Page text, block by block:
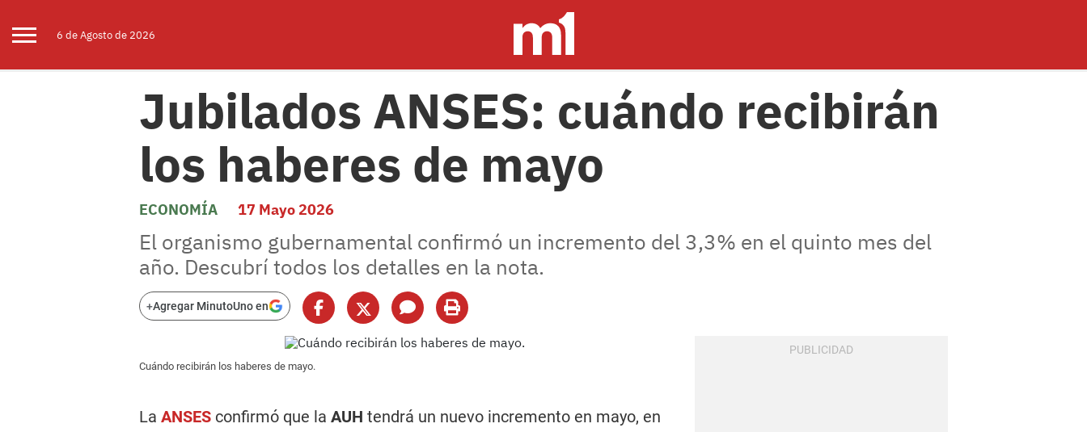
6 deAgostode 2026
Jubilados ANSES: cuándo recibirán
los haberes de mayo
ECONOMÍA 17 Mayo 2026
El organismo gubernamental confirmó un incremento del 3,3% en el quinto mes del
año. Descubrí todos los detalles en la nota.
+Agregar MinutoUno en
Cuándo recibirán los haberes de mayo.
La ANSES confirmó que la AUH tendrá un nuevo incremento en mayo, en